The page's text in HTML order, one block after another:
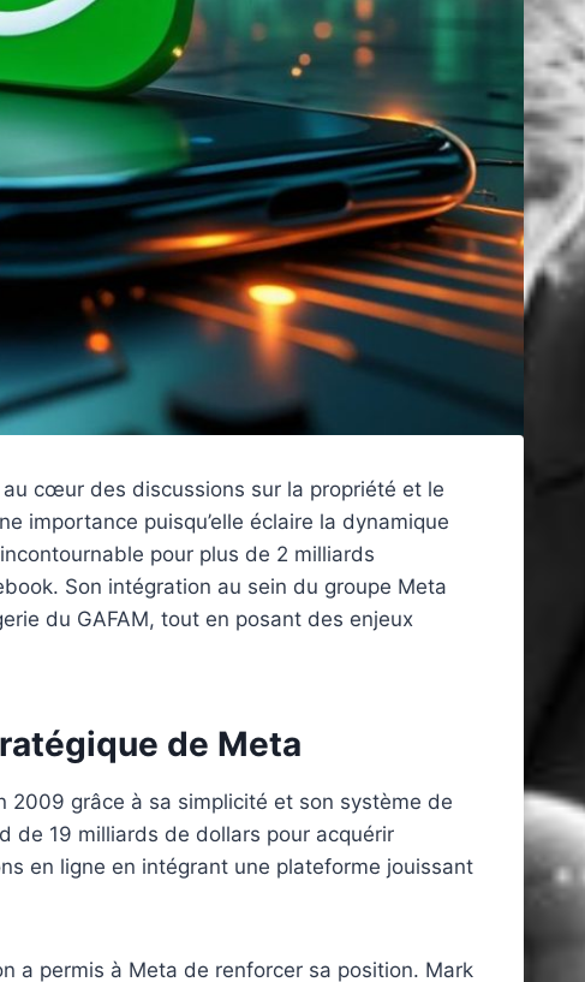
cœur des discussions sur la propriété et le
importance puisqu’elle éclaire la dynamique
pour plus de 2 milliards
Son intégration au sein du groupe Meta
du GAFAM, tout en posant des enjeux
de Meta
2009 grâce à sa simplicité et son système de
de 19 milliards de dollars pour acquérir
en ligne en intégrant une plateforme jouissant
a permis à Meta de renforcer sa position. Mark